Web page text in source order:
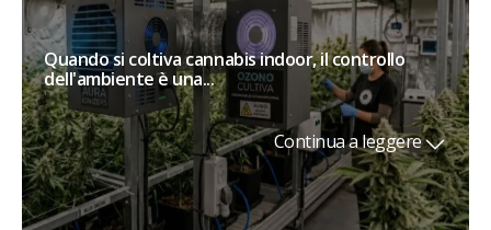
Quando si coltiva cannabis indoor, il controllo
dell'ambiente è una...
Continua a leggere